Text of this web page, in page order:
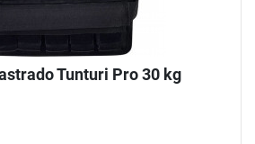
Tunturi Pro 30 kg